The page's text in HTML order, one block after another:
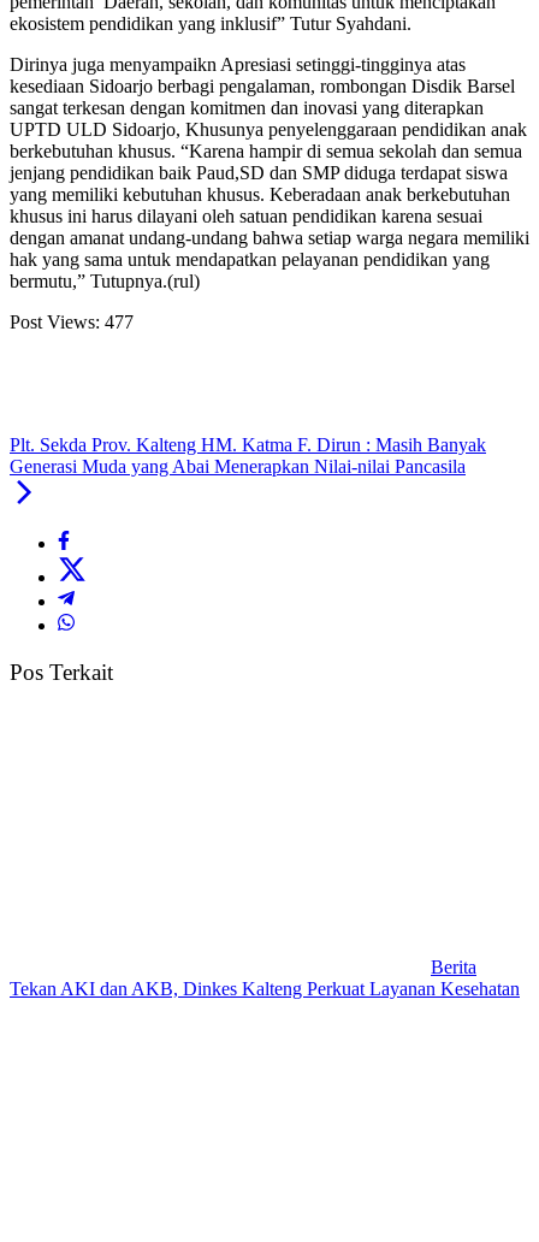
ekosistem pendidikan yang inklusif” Tutur Syahdani.
Dirinya juga menyampaikn Apresiasi setinggi-tingginya atas
kesediaan Sidoarjo berbagi pengalaman, rombongan Disdik Barsel
sangat terkesan dengan komitmen dan inovasi yang diterapkan
UPTD ULD Sidoarjo, Khusunya penyelenggaraan pendidikan anak
berkebutuhan khusus. “Karena hampir di semua sekolah dan semua
jenjang pendidikan baik Paud,SD dan SMP diduga terdapat siswa
yang memiliki kebutuhan khusus. Keberadaan anak berkebutuhan
khusus ini harus dilayani oleh satuan pendidikan karena sesuai
dengan amanat undang-undang bahwa setiap warga negara memiliki
hak yang sama untuk mendapatkan pelayanan pendidikan yang
bermutu,” Tutupnya.(rul)
Post Views: 477
Plt. Sekda Prov. Kalteng HM. Katma F. Dirun : Masih Banyak
Generasi Muda yang Abai Menerapkan Nilai-nilai Pancasila
Pos Terkait
Berita
Tekan AKI dan AKB, Dinkes Kalteng Perkuat Layanan Kesehatan